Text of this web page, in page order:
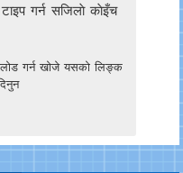
टाइप गर्न सजिलाे काेइँच
गर्न खोजे यसको लिङ्क